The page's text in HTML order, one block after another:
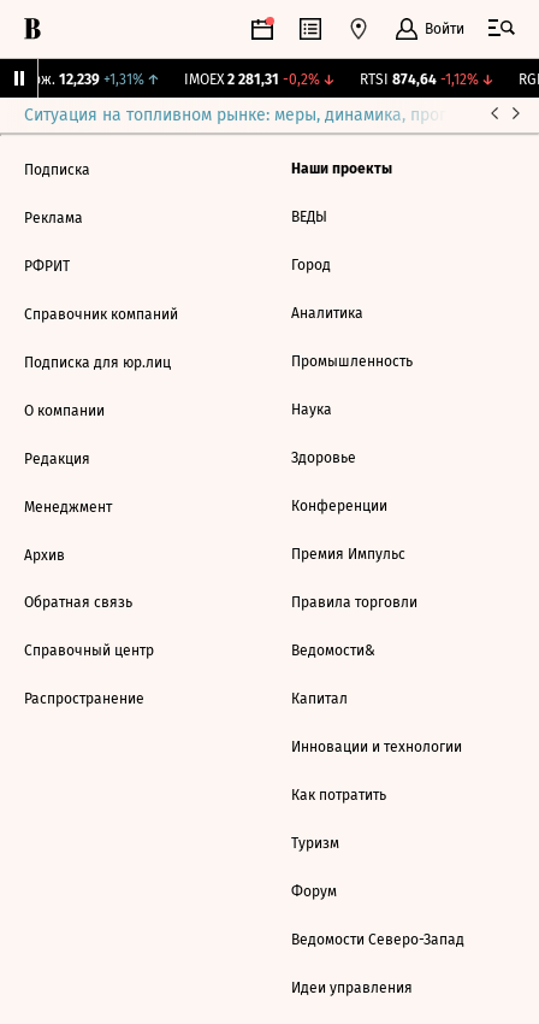
Войти
Бирж. 12,239 +1,31%↑ IMOEX 2 281,31 -0,2%↓ RTSI 874,64 -1,12%↓
Ситуация на топливном рынке: меры, динамика, прогнозы
Подписка
Реклама
РФРИТ
Справочник компаний
Подписка для юр.лиц
О компании
Редакция
Менеджмент
Архив
Обратная связь
Справочный центр
Распространение
Наши проекты
ВЕДЫ
Город
Аналитика
Промышленность
Наука
Здоровье
Конференции
Премия Импульс
Правила торговли
Ведомости&
Капитал
Инновации и технологии
Как потратить
Туризм
Форум
Ведомости Северо-Запад
Идеи управления